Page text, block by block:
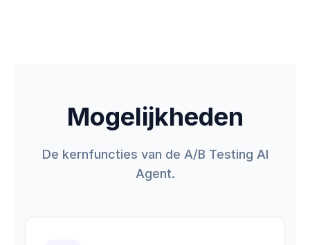
Mogelijkheden
De kernfuncties van de A/B Testing AI
Agent.